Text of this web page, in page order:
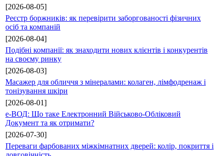
[2026-08-05]
Реєстр боржників: як перевірити заборгованості фізичних
осіб та компаній
[2026-08-04]
Подібні компанії: як знаходити нових клієнтів і конкурентів
на своєму ринку
[2026-08-03]
Масажер для обличчя з мінералами: колаген, лімфодренаж і
тонізування шкіри
[2026-08-01]
е-ВОД: Що таке Електронний Військово-Обліковий
Документ та як отримати?
[2026-07-30]
Переваги фарбованих міжкімнатних дверей: колір, покриття і